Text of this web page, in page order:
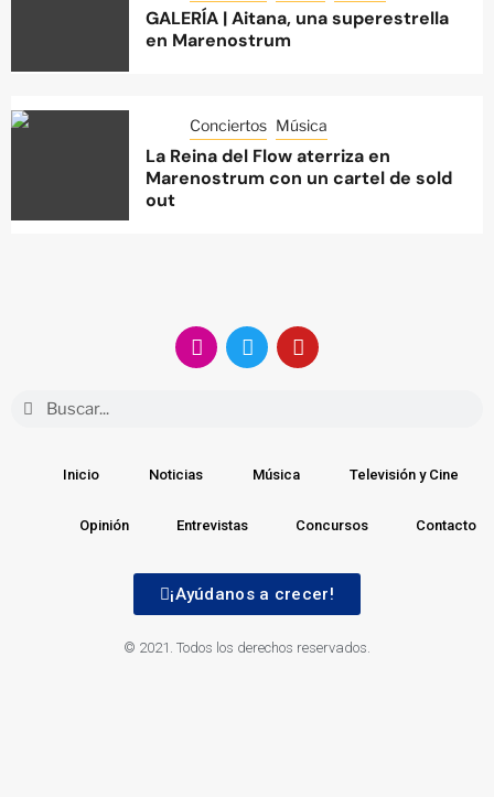
GALERÍA | Aitana, una superestrella
en Marenostrum
Conciertos Música
La Reina del Flow aterriza en
Marenostrum con un cartel de sold
out
Inicio Noticias Música Televisión y Cine
Opinión Entrevistas Concursos Contacto
¡Ayúdanos a crecer!
© 2021. Todos los derechos reservados.